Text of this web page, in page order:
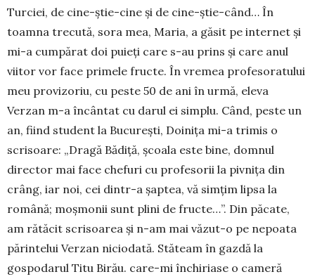
Turciei, de cine-știe-cine și de cine-știe-când… În
toamna trecută, sora mea, Maria, a găsit pe internet și
mi-a cumpărat doi puieți care s-au prins și care anul
viitor vor face primele fructe. În vremea profesoratului
meu provizoriu, cu peste 50 de ani în urmă, eleva
Verzan m-a încântat cu darul ei simplu. Când, peste un
an, fiind student la București, Doinița mi-a trimis o
scrisoare: „Dra­gă Bădiță, școala este bine, domnul
director mai face chefuri cu profesorii la pivnița din
crâng, iar noi, cei dintr-a șaptea, vă simțim lipsa la
română; moșmonii sunt plini de fructe…”. Din păcate,
am rătăcit scrisoarea și n-am mai văzut-o pe nepoata
părintelui Verzan nicio­dată. Stăteam în gazdă la
gospodarul Titu Birău. care-mi închiriase o cameră